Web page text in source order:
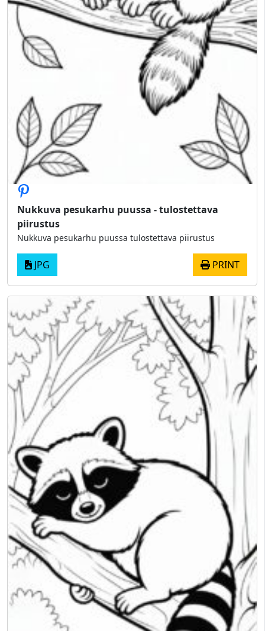
Nukkuva pesukarhu puussa - tulostettava
piirustus
Nukkuva pesukarhu puussa tulostettava piirustus
JPG PRINT